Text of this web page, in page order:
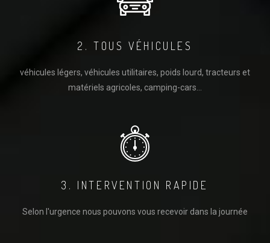
2. TOUS VÉHICULES
véhicules légers, véhicules utilitaires, poids lourd, tracteurs et
matériels agricoles, camping-cars...
3. INTERVENTION RAPIDE
Selon l'urgence nous pouvons vous recevoir dans la journée